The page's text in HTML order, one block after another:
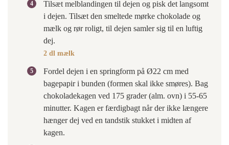
Tilsæt melblandingen til dejen og pisk det langsomt
i dejen. Tilsæt den smeltede mørke chokolade og
mælk og rør roligt, til dejen samler sig til en luftig
dej.
2 dl mælk
Fordel dejen i en springform på Ø22 cm med
bagepapir i bunden (formen skal ikke smøres). Bag
chokoladekagen ved 175 grader (alm. ovn) i 55-65
minutter. Kagen er færdigbagt når der ikke længere
hænger dej ved en tandstik stukket i midten af
kagen.